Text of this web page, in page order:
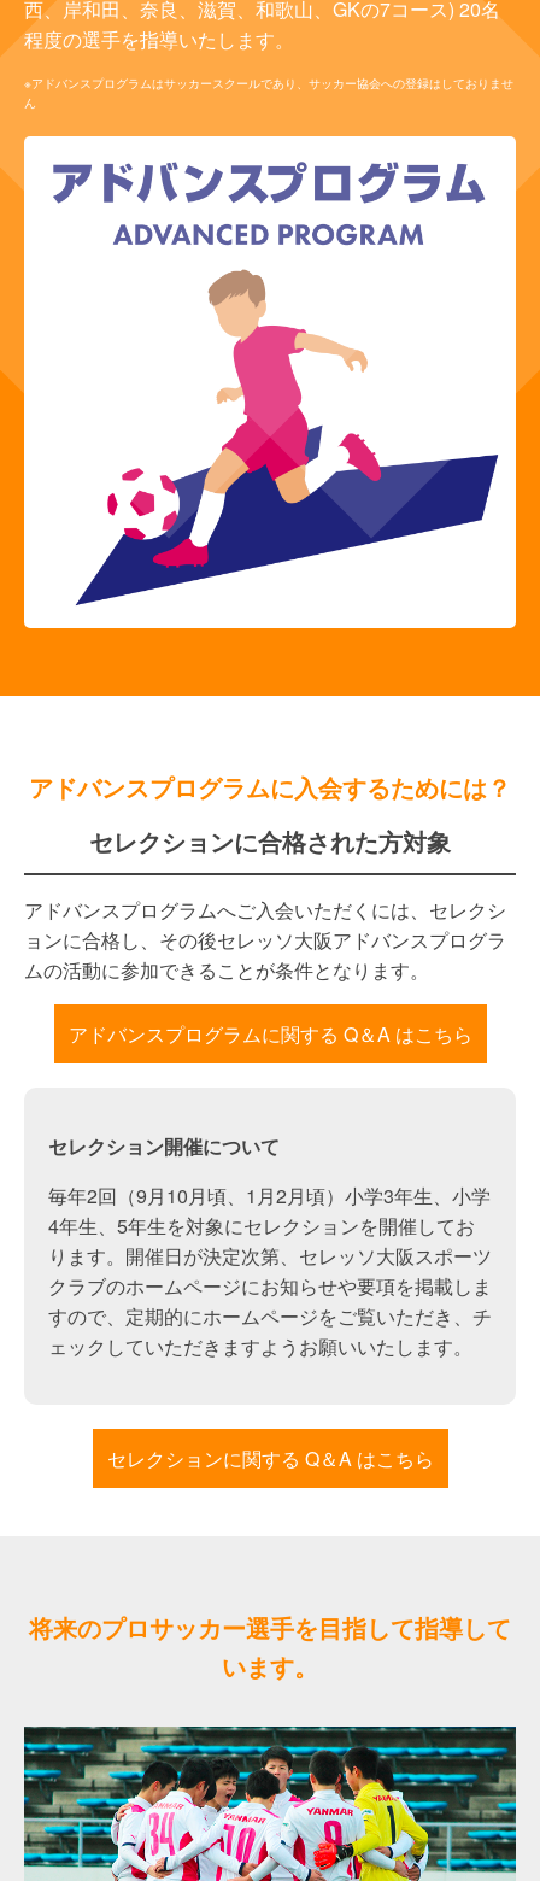
西、岸和田、奈良、滋賀、和歌山、GKの7コース) 20名
程度の選手を指導いたします。
※アドバンスプログラムはサッカースクールであり、サッカー協会への登録はしておりませ
ん
アドバンスプログラムに入会するためには？
セレクションに合格された方対象
アドバンスプログラムへご入会いただくには、セレクシ
ョンに合格し、その後セレッソ大阪アドバンスプログラ
ムの活動に参加できることが条件となります。
アドバンスプログラムに関する Q＆A はこちら
セレクション開催について
毎年2回（9月10月頃、1月2月頃）小学3年生、小学
4年生、5年生を対象にセレクションを開催してお
ります。開催日が決定次第、セレッソ大阪スポーツ
クラブのホームページにお知らせや要項を掲載しま
すので、定期的にホームページをご覧いただき、チ
ェックしていただきますようお願いいたします。
セレクションに関する Q＆A はこちら
将来のプロサッカー選手を目指して指導して
います。